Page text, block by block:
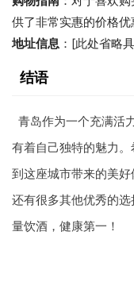
供了非常实惠的价格优
地址信息 ：[此处省略
结语
青岛作为一个充满活
有着自己独特的魅力
到这座城市带来的美
还有很多其他优秀的
量饮酒，健康第一！